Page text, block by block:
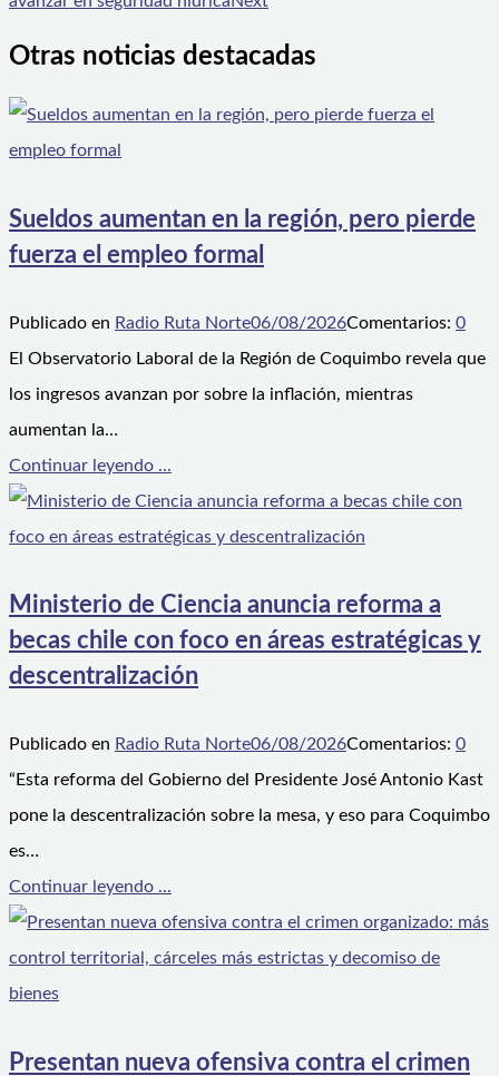
Otras noticias destacadas
Sueldos aumentan en la región, pero pierde
fuerza el empleo formal
Publicado en Radio Ruta Norte06/08/2026Comentarios: 0
El Observatorio Laboral de la Región de Coquimbo revela que
los ingresos avanzan por sobre la inflación, mientras
aumentan la…
Continuar leyendo ...
Ministerio de Ciencia anuncia reforma a
becas chile con foco en áreas estratégicas y
descentralización
Publicado en Radio Ruta Norte06/08/2026Comentarios: 0
“Esta reforma del Gobierno del Presidente José Antonio Kast
pone la descentralización sobre la mesa, y eso para Coquimbo
es…
Continuar leyendo ...
Presentan nueva ofensiva contra el crimen